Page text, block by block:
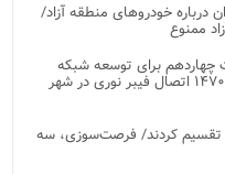
خودروهای منطقه آزاد/
ممنوع
دولت چهاردهم برای توسعه شبکه
تلفن همراه و فیبر نوری در آمل/ برقراری ۱۴۷۰ اتصال فیبر نوری در شهر
تقسیم کردند/ فرصت‌سوزی، سه